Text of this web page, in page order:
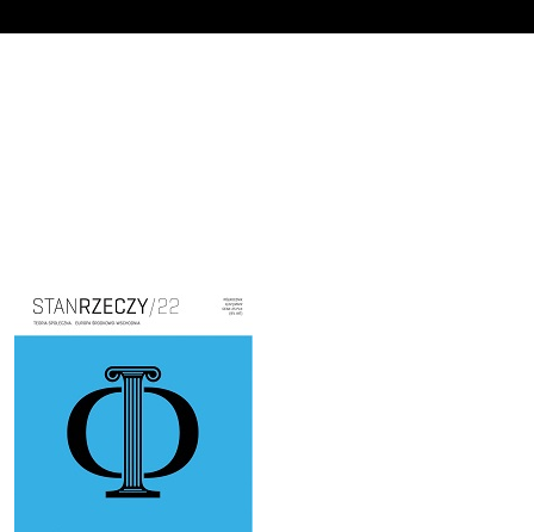
Cover image